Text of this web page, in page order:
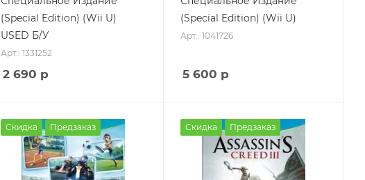
(Special Edition) (Wii U)
USED Б/У
Арт.: 1331252
2 690 р
(Special Edition) (Wii U)
Арт.: 1041726
5 600 р
Скидка Предзаказ Скидка Предзаказ